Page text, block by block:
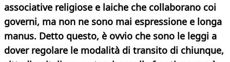
associative religiose e laiche che collaborano coi
governi, ma non ne sono mai espressione e longa
manus. Detto questo, è ovvio che sono le leggi a
dover regolare le modalità di transito di chiunque,